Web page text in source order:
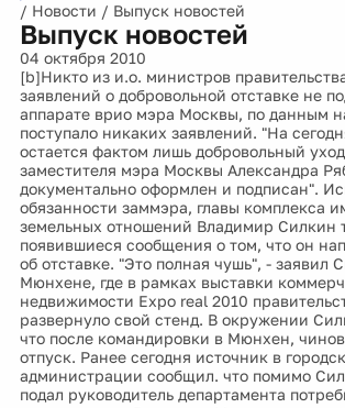
/ Новости / Выпуск новостей
Выпуск новостей
04 октября 2010
[b]Никто из и.о. министров
заявлений о добровольной отставке не
аппарате врио мэра Москвы, по данным
поступало никаких заявлений. "На
остается фактом лишь добровольный
заместителя мэра Москвы Александра
документально оформлен и подписан".
обязанности заммэра, главы комплекса
земельных отношений Владимир Силкин
появившиеся сообщения о том, что он
об отставке. "Это полная чушь", - заявил
Мюнхене, где в рамках выставки
недвижимости Expo real 2010
развернуло свой стенд. В окружении
что после командировки в Мюнхен,
отпуск. Ранее сегодня источник в
администрации сообщил. что помимо
подал руководитель департамента